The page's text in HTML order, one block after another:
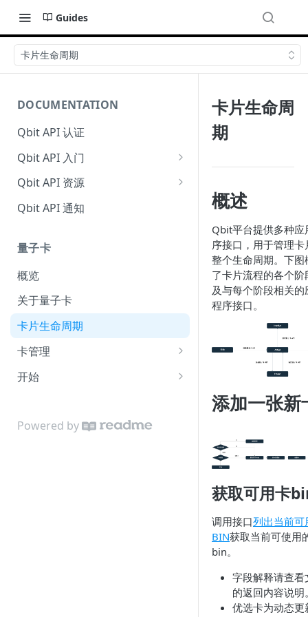
Guides
卡片生命周期
DOCUMENTATION
Qbit API 认证
Qbit API 入门
沙盒环境
Qbit API 资源
核心资源
全球账户
跨业务转账
卡负数资源
Qbit API 通知
量子卡
概览
关于量子卡
卡片生命周期
卡管理
额度相关API
物理卡相关API
开始
量子卡充值
Powered by
卡片生命周
期
概述
Qbit平台提供多种应
序接口，用于管理卡
整个生命周期。下图
了卡片流程的各个阶
及与每个阶段相关的
程序接口。
添加一张新
获取可用卡
调用接口列出当前可
BIN获取当前可使用
bin。
字段解释请查看
的返回内容说明
优选卡为动态更